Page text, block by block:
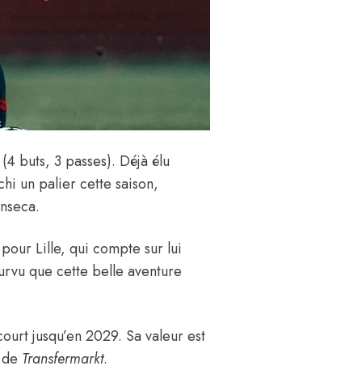
buts, 3 passes). Déjà élu
un palier cette saison,
Lille, qui compte sur lui
que cette belle aventure
jusqu’en 2029. Sa valeur est
Transfermarkt.